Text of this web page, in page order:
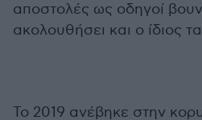
αποστολές ως οδηγοί
ακολουθήσει και ο ίδιος
Το 2019 ανέβηκε στην